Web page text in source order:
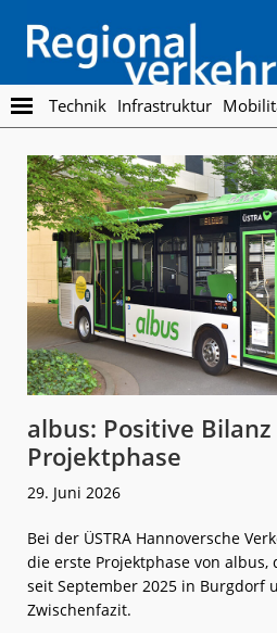
main
content
footer
Regionalverkehr
Die
Fachzeitschrift
den
Öffentlichen
Personennahverkehr
Technik Infrastruktur
albus: Positive
Projektphase
29. Juni 2026
Bei der ÜSTRA Hannoversche
die erste Projektphase von albus,
seit September 2025 in Burgdorf
Zwischenfazit.